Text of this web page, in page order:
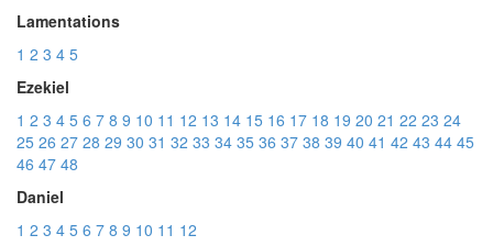
Lamentations
1 2 3 4 5
Ezekiel
1 2 3 4 5 6 7 8 9 10 11 12 13 14 15 16 17 18 19 20 21 22 23 24
25 26 27 28 29 30 31 32 33 34 35 36 37 38 39 40 41 42 43 44 45
46 47 48
Daniel
1 2 3 4 5 6 7 8 9 10 11 12